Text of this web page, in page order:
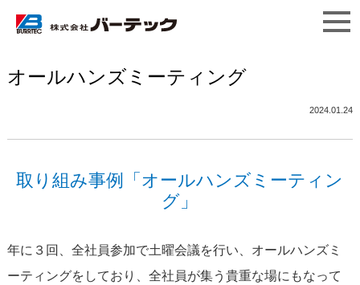
オールハンズミーティング
2024.01.24
取り組み事例「オールハンズミーティン
グ」
年に３回、全社員参加で土曜会議を行い、オールハンズミ
ーティングをしており、全社員が集う貴重な場にもなって